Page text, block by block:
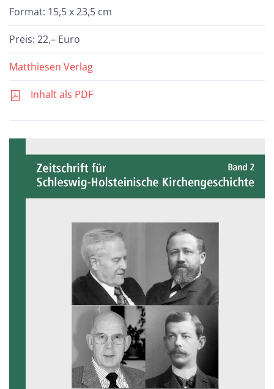
Format: 15,5 x 23,5 cm
Preis: 22,– Euro
Matthiesen Verlag
Inhalt als PDF